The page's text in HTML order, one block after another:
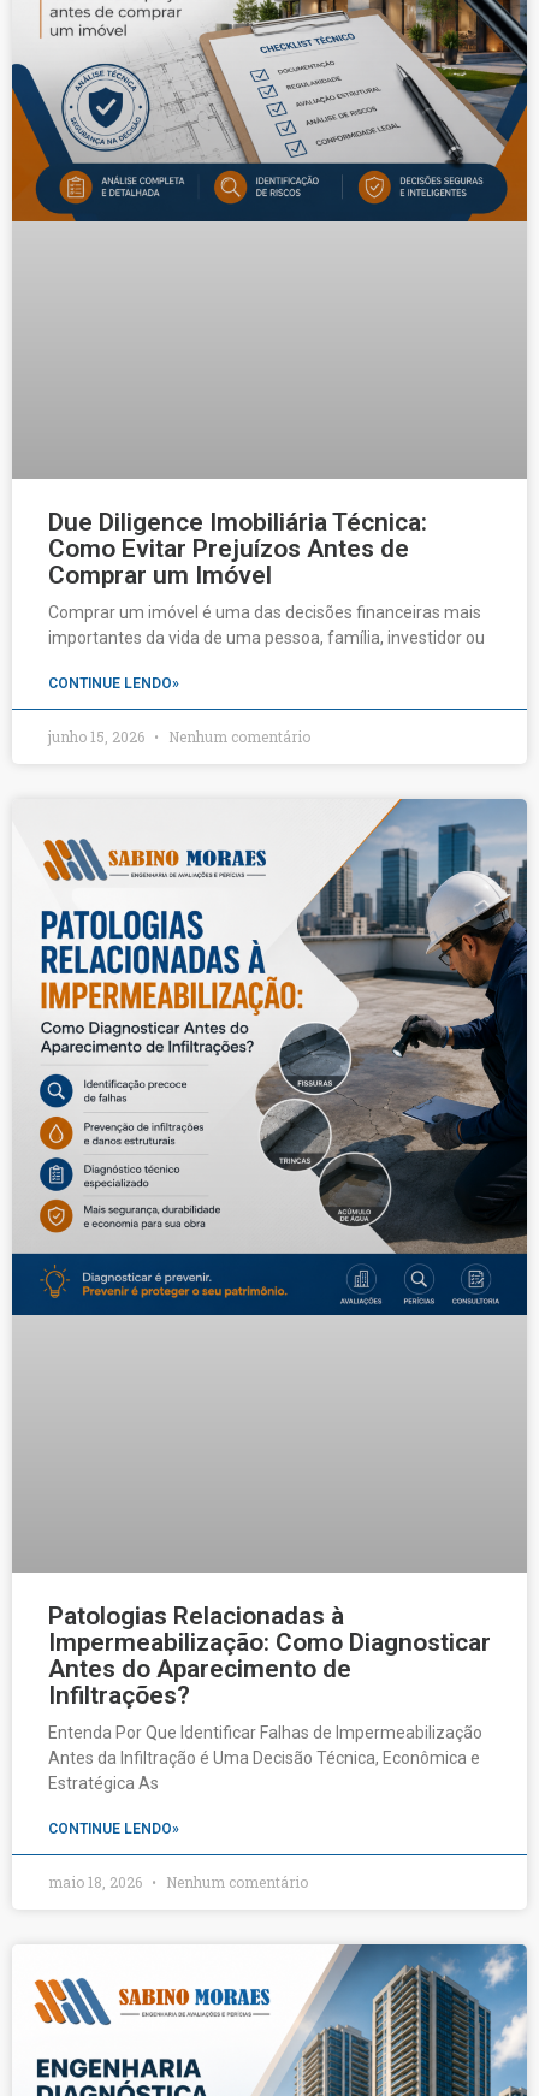
Due Diligence Imobiliária Técnica:
Como Evitar Prejuízos Antes de
Comprar um Imóvel
Comprar um imóvel é uma das decisões financeiras mais
importantes da vida de uma pessoa, família, investidor ou
CONTINUE LENDO»
junho 15, 2026 Nenhum comentário
Patologias Relacionadas à
Impermeabilização: Como Diagnosticar
Antes do Aparecimento de
Infiltrações?
Entenda Por Que Identificar Falhas de Impermeabilização
Antes da Infiltração é Uma Decisão Técnica, Econômica e
Estratégica As
CONTINUE LENDO»
maio 18, 2026 Nenhum comentário